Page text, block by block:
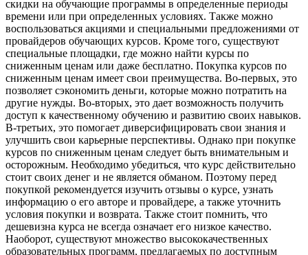
скидки на обучающие программы в определенные периоды
времени или при определенных условиях. Также можно
воспользоваться акциями и специальными предложениями от
провайдеров обучающих курсов. Кроме того, существуют
специальные площадки, где можно найти курсы по
сниженным ценам или даже бесплатно. Покупка курсов по
сниженным ценам имеет свои преимущества. Во-первых, это
позволяет сэкономить деньги, которые можно потратить на
другие нужды. Во-вторых, это дает возможность получить
доступ к качественному обучению и развитию своих навыков.
В-третьих, это помогает диверсифицировать свои знания и
улучшить свои карьерные перспективы. Однако при покупке
курсов по сниженным ценам следует быть внимательным и
осторожным. Необходимо убедиться, что курс действительно
стоит своих денег и не является обманом. Поэтому перед
покупкой рекомендуется изучить отзывы о курсе, узнать
информацию о его авторе и провайдере, а также уточнить
условия покупки и возврата. Также стоит помнить, что
дешевизна курса не всегда означает его низкое качество.
Наоборот, существуют множество высококачественных
образовательных программ, предлагаемых по доступным